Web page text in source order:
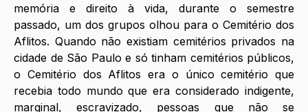
memória e direito à vida, durante o semestre
passado, um dos grupos olhou para o Cemitério dos
Aflitos. Quando não existiam cemitérios privados na
cidade de São Paulo e só tinham cemitérios públicos,
o Cemitério dos Aflitos era o único cemitério que
recebia todo mundo que era considerado indigente,
marginal, escravizado, pessoas que não se